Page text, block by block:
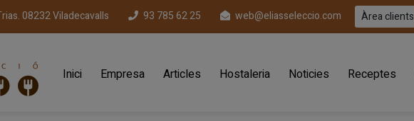
08232 Viladecavalls 93 785 62 25 web@eliasseleccio.com Àrea clients
Inici Empresa Articles Hostaleria Noticies Receptes